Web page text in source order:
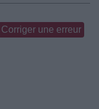
Corriger une erreur